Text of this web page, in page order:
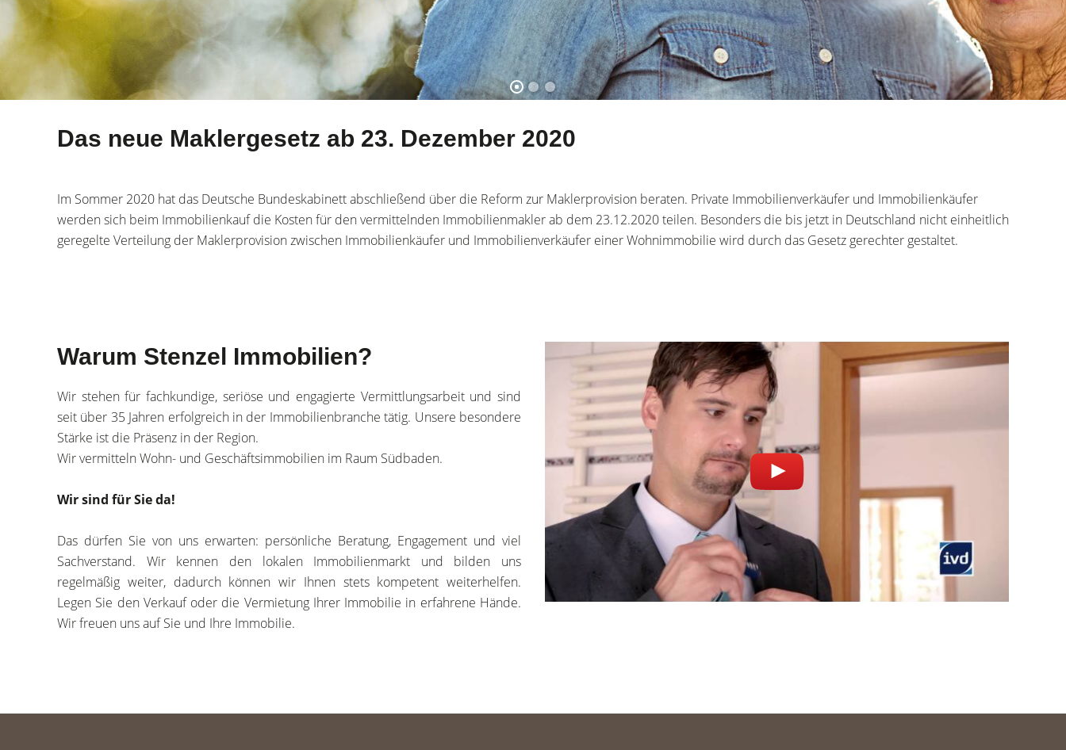
Das neue Maklergesetz ab 23. Dezember 2020
Im Sommer 2020 hat das Deutsche Bundeskabinett abschließend über die Reform zur Maklerprovision beraten. Private Immobilienverkäufer und Immobilienkäufer
werden sich beim Immobilienkauf die Kosten für den vermittelnden Immobilienmakler ab dem 23.12.2020 teilen. Besonders die bis jetzt in Deutschland nicht einheitlich
geregelte Verteilung der Maklerprovision zwischen Immobilienkäufer und Immobilienverkäufer einer Wohnimmobilie wird durch das Gesetz gerechter gestaltet.
Warum Stenzel Immobilien?
Wir stehen für fachkundige, seriöse und engagierte Vermittlungsarbeit und sind
seit über 35 Jahren erfolgreich in der Immobilienbranche tätig. Unsere besondere
Stärke ist die Präsenz in der Region.
Wir vermitteln Wohn- und Geschäftsimmobilien im Raum Südbaden.
Wir sind für Sie da!
Das dürfen Sie von uns erwarten: persönliche Beratung, Engagement und viel
Sachverstand. Wir kennen den lokalen Immobilienmarkt und bilden uns
regelmäßig weiter, dadurch können wir Ihnen stets kompetent weiterhelfen.
Legen Sie den Verkauf oder die Vermietung Ihrer Immobilie in erfahrene Hände.
Wir freuen uns auf Sie und Ihre Immobilie.